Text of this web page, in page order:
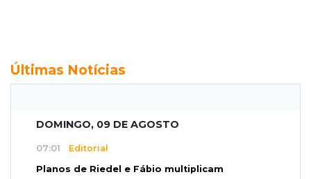
Últimas Notícias
DOMINGO, 09 DE AGOSTO
07:01 Editorial
Planos de Riedel e Fábio multiplicam